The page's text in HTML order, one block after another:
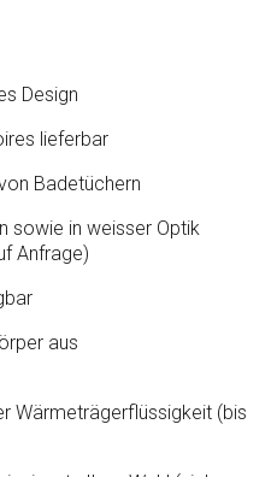
Design
lieferbar
Badetüchern
sowie in weisser Optik
Anfrage)
aus
Wärmeträger­flüssigkeit (bis